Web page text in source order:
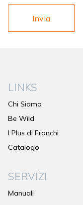
LINKS
Chi Siamo
Be Wild
I Plus di Franchi
Catalogo
SERVIZI
Manuali